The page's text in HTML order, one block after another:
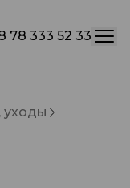
78 333 52 33
уходы